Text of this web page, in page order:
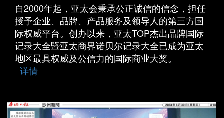
自2000年起，亚太会秉承公正诚信的信念，担任
授予企业、品牌、产品服务及领导人的第三方国
际权威平台。创办以来，亚太TOP杰出品牌国际
记录大全暨亚太商界诺贝尔记录大全已成为亚太
地区最具权威及公信力的国际商业大奖。
详情